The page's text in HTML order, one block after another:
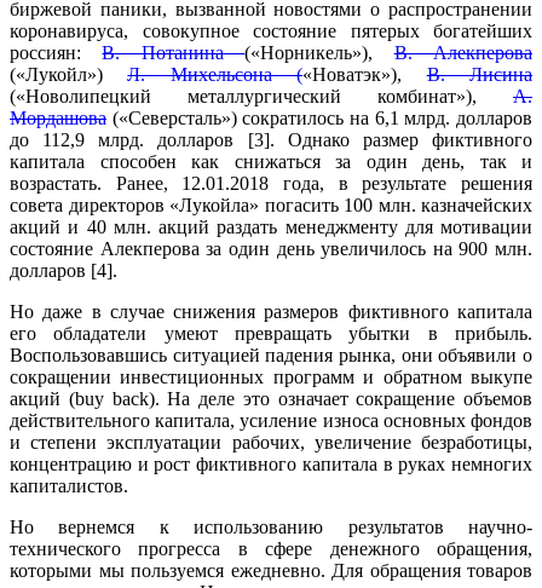
биржевой паники, вызванной новостями о распространении
коронавируса, совокупное состояние пятерых богатейших
россиян:В. Потанина(«Норникель»),В. Алекперова
(«Лукойл»)Л. Михельсона («Новатэк»),В. Лисина
(«Новолипецкий металлургический комбинат»), А.
Мордашова («Северсталь») сократилось на 6,1 млрд. долларов
до 112,9 млрд. долларов [3]. Однако размер фиктивного
капитала способен как снижаться за один день, так и
возрастать. Ранее, 12.01.2018 года, в результате решения
совета директоров «Лукойла» погасить 100 млн. казначейских
акций и 40 млн. акций раздать менеджменту для мотивации
состояние Алекперова за один день увеличилось на 900 млн.
долларов [4].
Но даже в случае снижения размеров фиктивного капитала
его обладатели умеют превращать убытки в прибыль.
Воспользовавшись ситуацией падения рынка, они объявили о
сокращении инвестиционных программ и обратном выкупе
акций (buy back). На деле это означает сокращение объемов
действительного капитала, усиление износа основных фондов
и степени эксплуатации рабочих, увеличение безработицы,
концентрацию и рост фиктивного капитала в руках немногих
капиталистов.
Но вернемся к использованию результатов научно-
технического прогресса в сфере денежного обращения,
которыми мы пользуемся ежедневно. Для обращения товаров